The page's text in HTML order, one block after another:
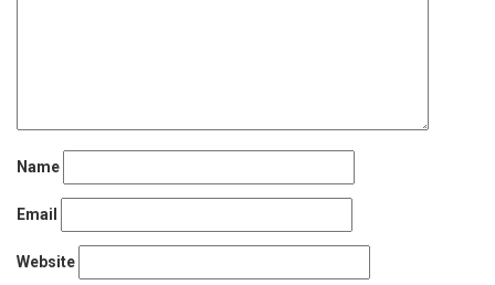
Name
Email
Website